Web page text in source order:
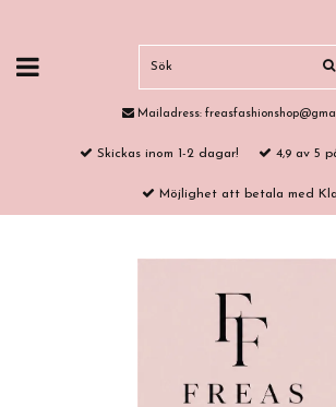
Mailadress:
Skickas inom 1-2 dagar! 4,9 av 5
Möjlighet att betala med